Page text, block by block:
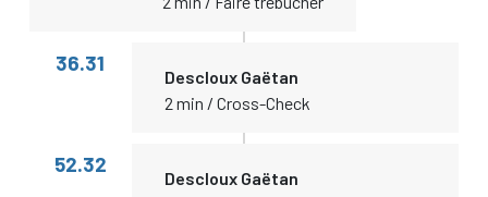
36.31
Descloux Gaëtan
2 min / Cross-Check
52.32
Descloux Gaëtan